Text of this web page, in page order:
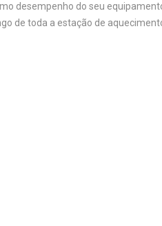
desempenho do seu
de toda a estação de